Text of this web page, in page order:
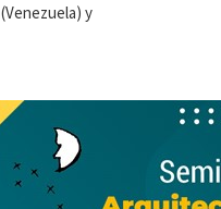
(Venezuela) y